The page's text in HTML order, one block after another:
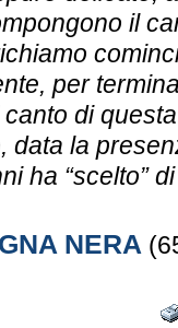
il
per
di
data la
ha “scelto”
NERA